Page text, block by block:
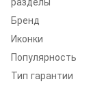
Бренд
Иконки
Популярность
Тип гарантии